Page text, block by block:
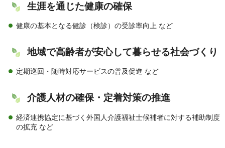
生涯を通じた健康の確保
健康の基本となる健診（検診）の受診率向上 など
地域で高齢者が安心して暮らせる社会づくり
定期巡回・随時対応サービスの普及促進 など
介護人材の確保・定着対策の推進
経済連携協定に基づく外国人介護福祉士候補者に対する補助制度
の拡充 など